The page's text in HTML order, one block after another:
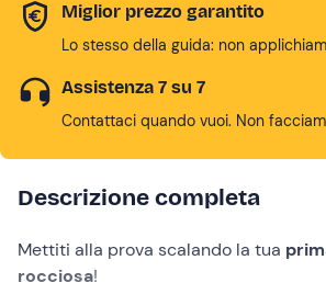
Miglior prezzo garantito
Lo stesso della guida: non
Assistenza 7 su 7
Contattaci quando vuoi. Non
Descrizione completa
Mettiti alla prova scalando la tua
rocciosa!